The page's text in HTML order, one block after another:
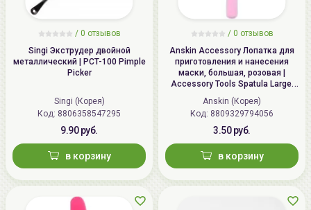
/ 0 отзывов
Singi Экструдер двойной
металлический | PCT-100 Pimple
Picker
Singi (Корея)
Код: 8806358547295
9.90 руб.
в корзину
/ 0 отзывов
Anskin Accessory Лопатка для
приготовления и нанесения
маски, большая, розовая |
Accessory Tools Spatula Large,
Pink
Anskin (Корея)
Код: 8809329794056
3.50 руб.
в корзину